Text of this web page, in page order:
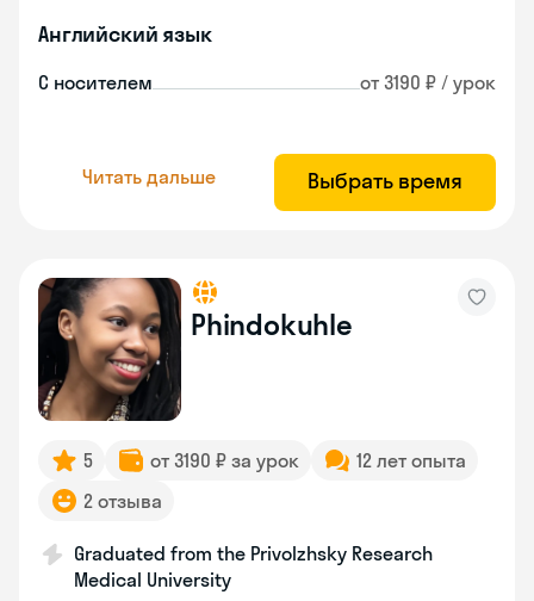
Английский язык
С носителем от 3190 ₽ / урок
Читать дальше Выбрать время
Phindokuhle
5 от 3190 ₽ за урок
12 лет опыта
2 отзыва
Graduated from the Privolzhsky Research
Medical University